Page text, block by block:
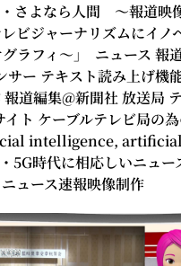
・さよなら人間 ～報道映
ビジャーナリズムにイノ
ラフィ～」 ニュース 報
ー テキスト読み上げ機
報道編集@新聞社 放送局
イト ケーブルテレビ局の
intelligence,
5G時代に相応しいニュー
ニュース速報映像制作